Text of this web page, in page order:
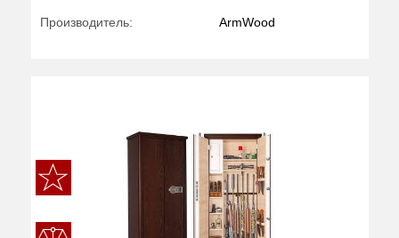
Производитель: ArmWood